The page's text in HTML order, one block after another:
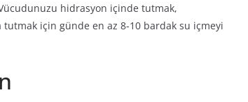
hidrasyon içinde tutmak,
tutmak için günde en az 8-10 bardak su içmeyi